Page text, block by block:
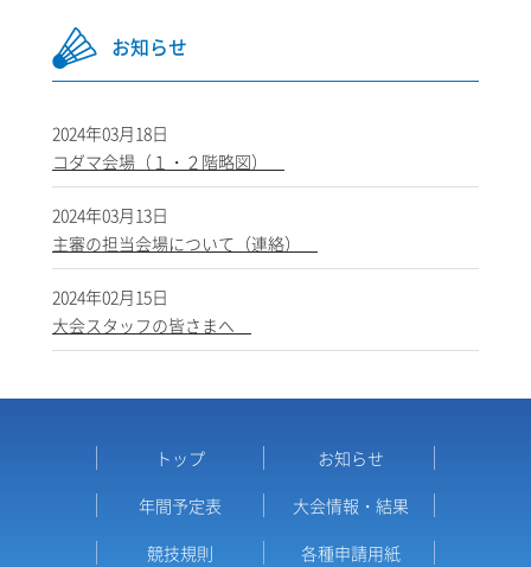
お知らせ
2024年03月18日
コダマ会場（１・２階略図）
2024年03月13日
主審の担当会場について（連絡）
2024年02月15日
大会スタッフの皆さまへ
トップ
お知らせ
年間予定表
大会情報・結果
競技規則
各種申請用紙